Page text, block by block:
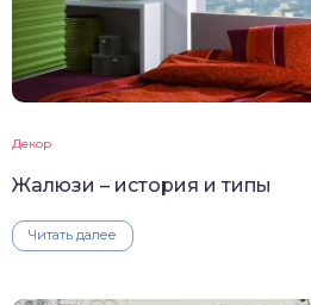
Декор
Жалюзи – история и типы
Читать далее